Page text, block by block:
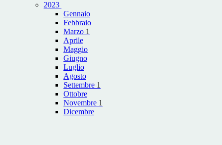
2023
Gennaio
Febbraio
Marzo 1
Aprile
Maggio
Giugno
Luglio
Agosto
Settembre 1
Ottobre
Novembre 1
Dicembre